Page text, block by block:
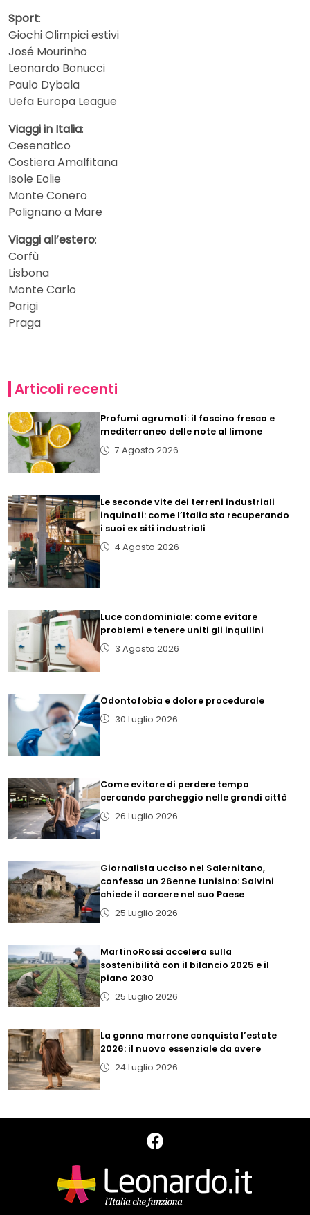
Sport:
Giochi Olimpici estivi
José Mourinho
Leonardo Bonucci
Paulo Dybala
Uefa Europa League
Viaggi in Italia:
Cesenatico
Costiera Amalfitana
Isole Eolie
Monte Conero
Polignano a Mare
Viaggi all’estero:
Corfù
Lisbona
Monte Carlo
Parigi
Praga
Articoli recenti
Profumi agrumati: il fascino fresco e
mediterraneo delle note al limone
7 Agosto 2026
Le seconde vite dei terreni industriali
inquinati: come l’Italia sta recuperando
i suoi ex siti industriali
4 Agosto 2026
Luce condominiale: come evitare
problemi e tenere uniti gli inquilini
3 Agosto 2026
Odontofobia e dolore procedurale
30 Luglio 2026
Come evitare di perdere tempo
cercando parcheggio nelle grandi città
26 Luglio 2026
Giornalista ucciso nel Salernitano,
confessa un 26enne tunisino: Salvini
chiede il carcere nel suo Paese
25 Luglio 2026
MartinoRossi accelera sulla
sostenibilità con il bilancio 2025 e il
piano 2030
25 Luglio 2026
La gonna marrone conquista l’estate
2026: il nuovo essenziale da avere
24 Luglio 2026